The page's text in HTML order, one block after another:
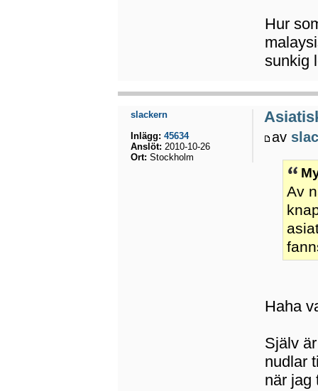
Hur
sunkig
av
Av
Haha
Själv
nudlar
när jag
slackern
Inlägg: 45634
Anslöt: 2010-10-26
Ort: Stockholm